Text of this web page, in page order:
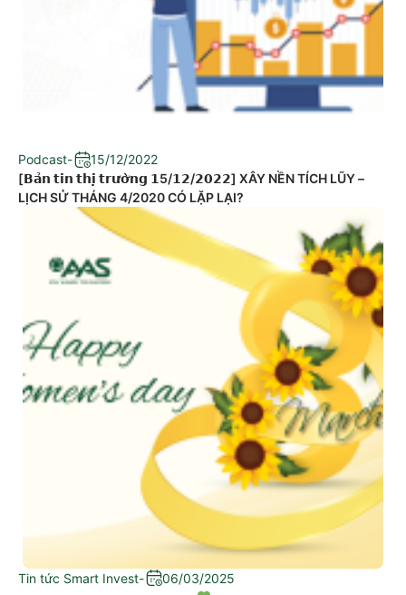
Podcast-
15/12/2022
[𝗕𝗮̉𝗻 𝘁𝗶𝗻 𝘁𝗵𝗶̣ 𝘁𝗿𝘂̛𝗼̛̀𝗻𝗴 𝟭5/𝟭𝟮/𝟮𝟬𝟮𝟮] XÂY NỀN TÍCH LŨY –
LỊCH SỬ THÁNG 4/2020 CÓ LẶP LẠI?
Tin tức Smart Invest- 06/03/2025